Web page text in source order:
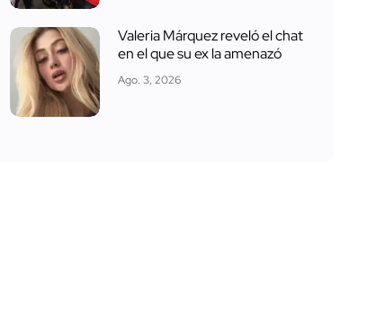
Valeria Márquez reveló el chat
en el que su ex la amenazó
Ago. 3, 2026